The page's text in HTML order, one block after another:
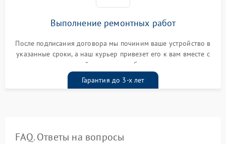
Выполнение ремонтных работ
После подписания договора мы починим ваше устройство в
указанные сроки, а наш курьер привезет его к вам вместе с
гарантийным талоном бесплатно
Гарантия до 3-х лет
FAQ. Ответы на вопросы